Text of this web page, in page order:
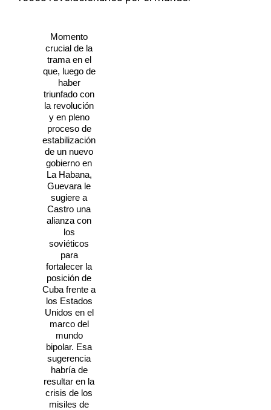
Momento
crucial de la
trama en el
que, luego de
haber
triunfado con
la revolución
y en pleno
proceso de
estabilización
de un nuevo
gobierno en
La Habana,
Guevara le
sugiere a
Castro una
alianza con
los
soviéticos
para
fortalecer la
posición de
Cuba frente a
los Estados
Unidos en el
marco del
mundo
bipolar. Esa
sugerencia
habría de
resultar en la
crisis de los
misiles de